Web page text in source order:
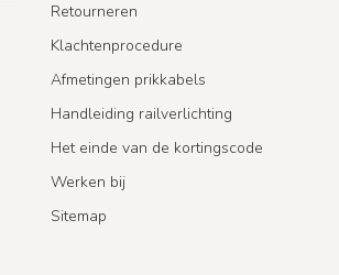
Retourneren
Klachtenprocedure
Afmetingen prikkabels
Handleiding railverlichting
Het einde van de kortingscode
Werken bij
Sitemap